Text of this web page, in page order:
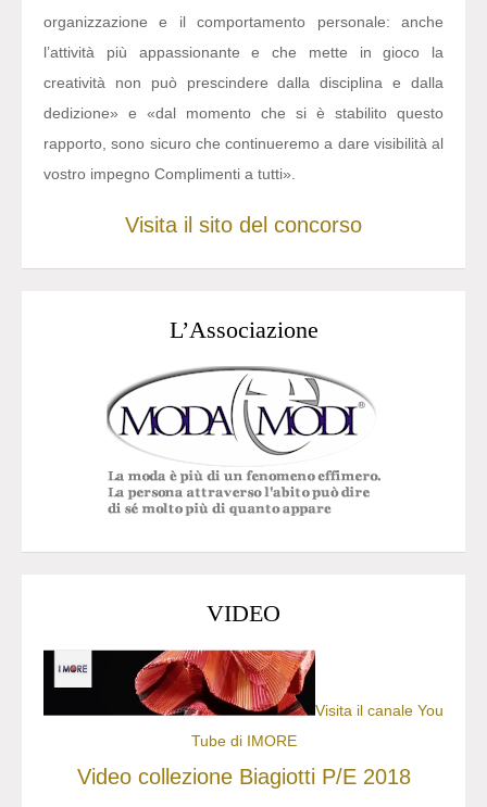
organizzazione e il comportamento personale: anche
l’attività più appassionante e che mette in gioco la
creatività non può prescindere dalla disciplina e dalla
dedizione» e «dal momento che si è stabilito questo
rapporto, sono sicuro che continueremo a dare visibilità al
vostro impegno Complimenti a tutti».
Visita il sito del concorso
L’Associazione
VIDEO
Visita il canale You
Tube di IMORE
Video collezione Biagiotti P/E 2018